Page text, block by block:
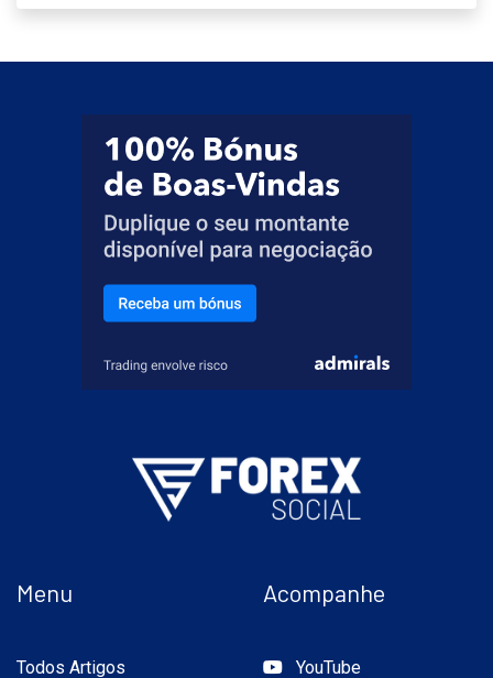
Menu
Todos Artigos
Acompanhe
YouTube